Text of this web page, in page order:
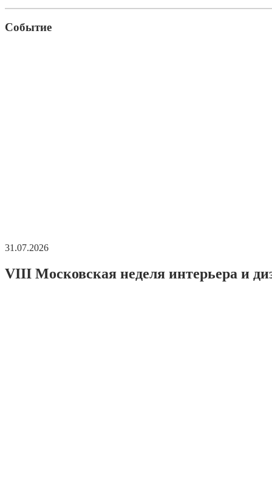
Событие
31.07.2026
VIII Московская неделя интерьера и